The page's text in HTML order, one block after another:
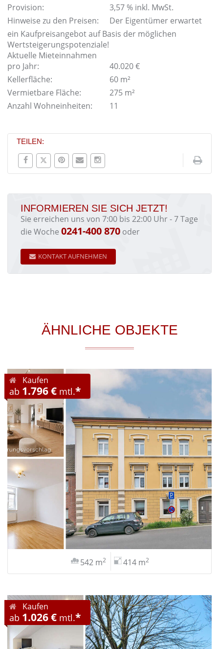
Provision:
3,57 % inkl. MwSt.
Hinweise zu den Preisen:
Der Eigentümer erwartet
ein Kaufpreisangebot auf Basis der möglichen
Wertsteigerungspotenziale!
Aktuelle Mieteinnahmen
pro Jahr:
40.020 €
Kellerfläche:
60 m²
Vermietbare Fläche:
275 m²
Anzahl Wohneinheiten:
11
TEILEN:
INFORMIEREN SIE SICH JETZT!
Sie erreichen uns von 7:00 bis 22:00 Uhr - 7 Tage
die Woche 0241-400 870 oder
KONTAKT AUFNEHMEN
ÄHNLICHE OBJEKTE
Kaufen
ab 1.796 € mtl.*
542 m2 414 m2
Kaufen
ab 1.026 € mtl.*